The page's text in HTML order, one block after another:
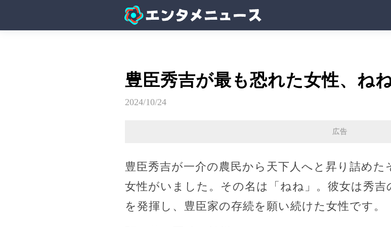
豊臣秀吉が最も恐れた女性、ね
2024/10/24
広告
豊臣秀吉が一介の農民から天下人へと昇り詰め
女性がいました。その名は「ねね」。彼女は秀
を発揮し、豊臣家の存続を願い続けた女性です。